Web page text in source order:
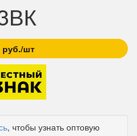
руб./шт
, чтобы узнать оптовую